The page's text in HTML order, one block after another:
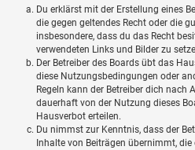
Du erklärst mit der Erstellung eines
die gegen geltendes Recht oder die
insbesondere, dass du das Recht
verwendeten Links und Bilder zu
Der Betreiber des Boards übt das
diese Nutzungsbedingungen oder
Regeln kann der Betreiber dich nach
dauerhaft von der Nutzung dieses
Hausverbot erteilen.
Du nimmst zur Kenntnis, dass der
Inhalte von Beiträgen übernimmt,